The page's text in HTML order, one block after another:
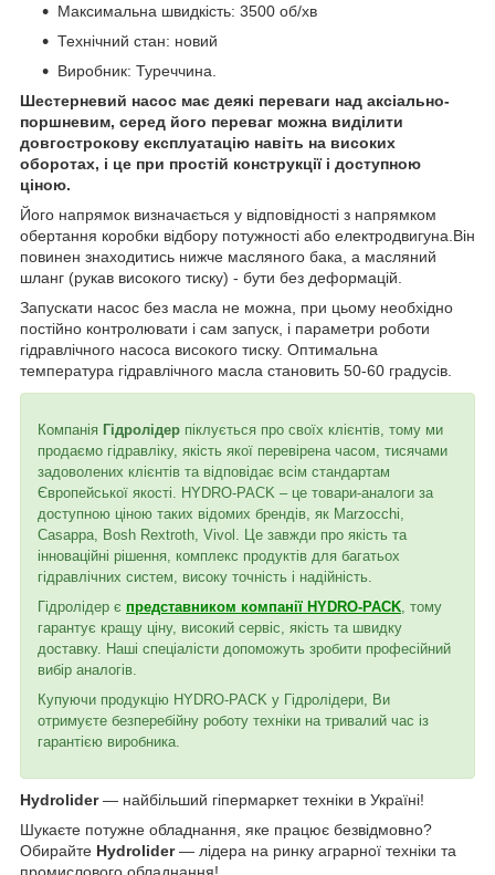
Максимальна швидкість: 3500 об/хв
Технічний стан: новий
Виробник: Туреччина.
Шестерневий насос має деякі переваги над аксіально-
поршневим, серед його переваг можна виділити
довгострокову експлуатацію навіть на високих
оборотах, і це при простій конструкції і доступною
ціною.
Його напрямок визначається у відповідності з напрямком
обертання коробки відбору потужності або електродвигуна.Він
повинен знаходитись нижче масляного бака, а масляний
шланг (рукав високого тиску) - бути без деформацій.
Запускати насос без масла не можна, при цьому необхідно
постійно контролювати і сам запуск, і параметри роботи
гідравлічного насоса високого тиску. Оптимальна
температура гідравлічного масла становить 50-60 градусів.
Компанія Гідролідер піклується про своїх клієнтів, тому ми
продаємо гідравліку, якість якої перевірена часом, тисячами
задоволених клієнтів та відповідає всім стандартам
Європейської якості. HYDRO-PACK – це товари-аналоги за
доступною ціною таких відомих брендів, як Marzocchi,
Casappa, Bosh Rextroth, Vivol. Це завжди про якість та
інноваційні рішення, комплекс продуктів для багатьох
гідравлічних систем, високу точність і надійність.
Гідролідер є представником компанії HYDRO-PACK , тому
гарантує кращу ціну, високий сервіс, якість та швидку
доставку. Наші спеціалісти допоможуть зробити професійний
вибір аналогів.
Купуючи продукцію HYDRO-PACK у Гідролідери, Ви
отримуєте безперебійну роботу техніки на тривалий час із
гарантією виробника.
Hydrolider— найбільший гіпермаркет техніки в Україні!
Шукаєте потужне обладнання, яке працює безвідмовно?
Обирайте Hydrolider— лідера на ринку аграрної техніки та
промислового обладнання!